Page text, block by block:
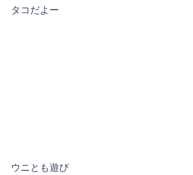
タコだよー
ウニとも遊び